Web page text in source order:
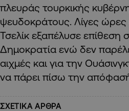
πλευράς τουρκικής
ψευδοκράτους. Λίγες
Τσελίκ εξαπέλυσε επίθεση
Δημοκρατία ενώ δεν
αιχμές και για την
να πάρει πίσω την
ΣΧΕΤΙΚΑ ΑΡΘΡΑ